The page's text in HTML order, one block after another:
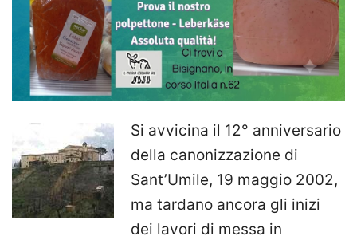
Si avvicina il 12° anniversario
della canonizzazione di
Sant’Umile, 19 maggio 2002,
ma tardano ancora gli inizi
dei lavori di messa in